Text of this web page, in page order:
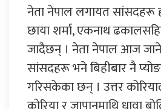
नेता नेपाल लगायत सांसदहरू
छाया शर्मा, एकनाथ
जादैछन् । नेता नेपाल आज
सांसदहरू भने बिहीबार नै
गरिसकेका छन् । उत्तर